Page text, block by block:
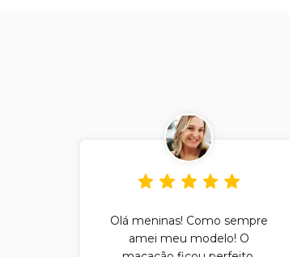
Olá meninas! Como sempre
amei meu modelo! O